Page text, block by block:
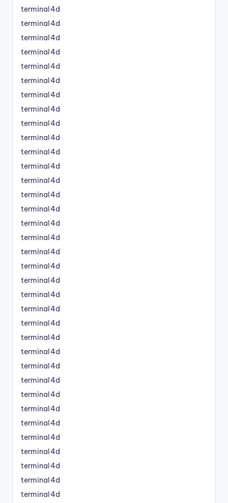
terminal4d
terminal4d
terminal4d
terminal4d
terminal4d
terminal4d
terminal4d
terminal4d
terminal4d
terminal4d
terminal4d
terminal4d
terminal4d
terminal4d
terminal4d
terminal4d
terminal4d
terminal4d
terminal4d
terminal4d
terminal4d
terminal4d
terminal4d
terminal4d
terminal4d
terminal4d
terminal4d
terminal4d
terminal4d
terminal4d
terminal4d
terminal4d
terminal4d
terminal4d
terminal4d